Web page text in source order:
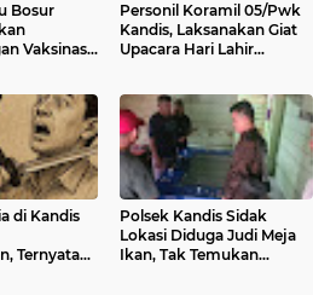
Bosur
Vaksinasi
Personil Koramil 05/Pwk
Kandis, Laksanakan Giat
Upacara Hari Lahir
di Kandis
Ternyata
Polsek Kandis Sidak
Lokasi Diduga Judi Meja
Ikan, Tak Temukan